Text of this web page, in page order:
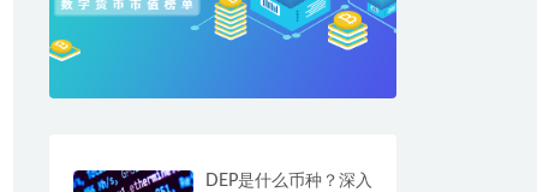
DEP是什么币种？深入